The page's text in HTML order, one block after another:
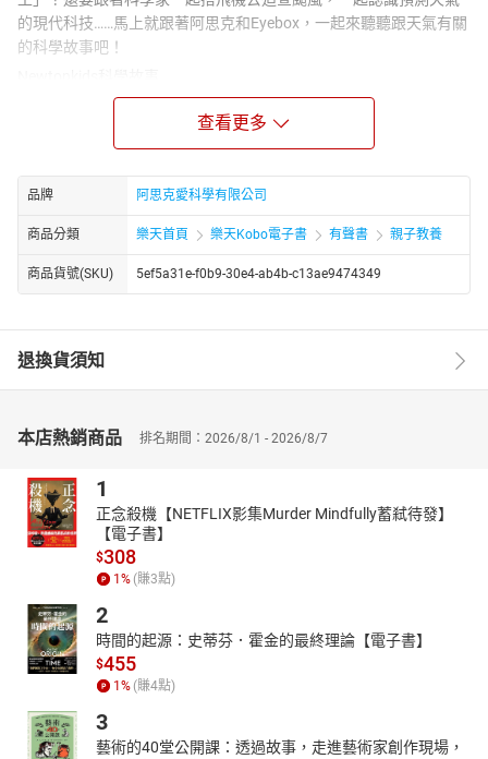
的現代科技……馬上就跟著阿思克和Eyebox，一起來聽聽跟天氣有關
的科學故事吧！
SOS小企鵝求救！
乘著飛機去追風
天氣停看聽
我們是氣候受災戶
查看更多
品牌 阿思克愛科學有限公司
商品分類 樂天首頁 樂天Kobo電子書 有聲書 親子教養
商品貨號(SKU) 5ef5a31e-f0b9-30e4-ab4b-c13ae9474349
退換貨須知
本店熱銷商品 排名期間：2026/8/1 - 2026/8/7
1
正念殺機【NETFLIX影集Murder Mindfully蓄弒待發】
【電子書】
$308
1 % (賺3點)
2
時間的起源：史蒂芬．霍金的最終理論【電子書】
$455
1 % (賺4點)
3
藝術的40堂公開課：透過故事，走進藝術家創作現場，